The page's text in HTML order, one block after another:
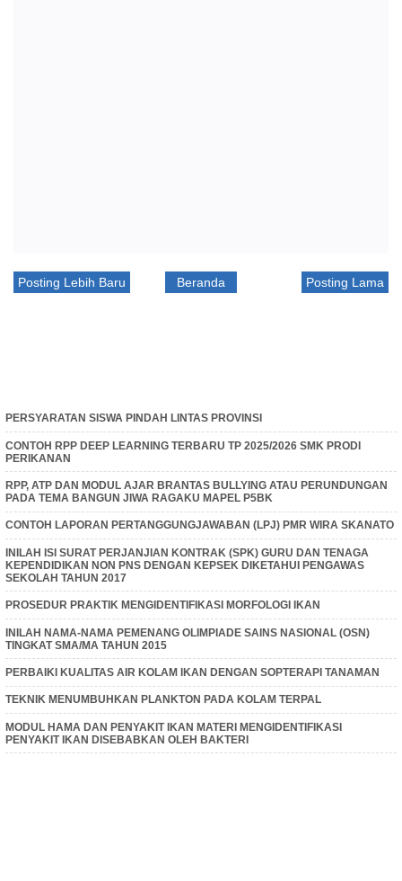
Posting Lebih Baru Posting Lama
Beranda
PERSYARATAN SISWA PINDAH LINTAS PROVINSI
CONTOH RPP DEEP LEARNING TERBARU TP 2025/2026 SMK PRODI
PERIKANAN
RPP, ATP DAN MODUL AJAR BRANTAS BULLYING ATAU PERUNDUNGAN
PADA TEMA BANGUN JIWA RAGAKU MAPEL P5BK
CONTOH LAPORAN PERTANGGUNGJAWABAN (LPJ) PMR WIRA SKANATO
INILAH ISI SURAT PERJANJIAN KONTRAK (SPK) GURU DAN TENAGA
KEPENDIDIKAN NON PNS DENGAN KEPSEK DIKETAHUI PENGAWAS
SEKOLAH TAHUN 2017
PROSEDUR PRAKTIK MENGIDENTIFIKASI MORFOLOGI IKAN
INILAH NAMA-NAMA PEMENANG OLIMPIADE SAINS NASIONAL (OSN)
TINGKAT SMA/MA TAHUN 2015
PERBAIKI KUALITAS AIR KOLAM IKAN DENGAN SOPTERAPI TANAMAN
TEKNIK MENUMBUHKAN PLANKTON PADA KOLAM TERPAL
MODUL HAMA DAN PENYAKIT IKAN MATERI MENGIDENTIFIKASI
PENYAKIT IKAN DISEBABKAN OLEH BAKTERI